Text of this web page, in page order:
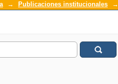
→ Publicaciones institucionales →